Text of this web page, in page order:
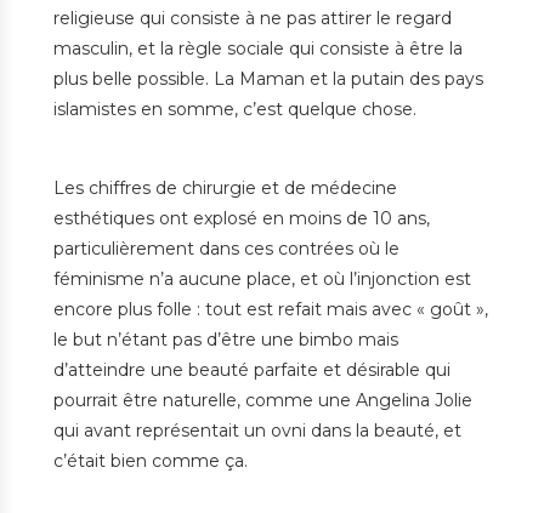
religieuse qui consiste à ne pas attirer le regard
masculin, et la règle sociale qui consiste à être la
plus belle possible. La Maman et la putain des pays
islamistes en somme, c’est quelque chose.
Les chiffres de chirurgie et de médecine
esthétiques ont explosé en moins de 10 ans,
particulièrement dans ces contrées où le
féminisme n’a aucune place, et où l’injonction est
encore plus folle : tout est refait mais avec « goût »,
le but n’étant pas d’être une bimbo mais
d’atteindre une beauté parfaite et désirable qui
pourrait être naturelle, comme une Angelina Jolie
qui avant représentait un ovni dans la beauté, et
c’était bien comme ça.